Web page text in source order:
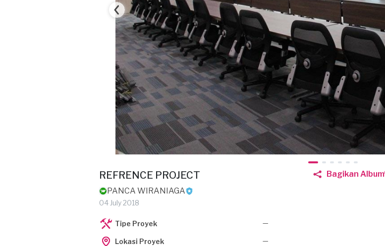
REFRENCE PROJECT
PANCA WIRANIAGA
04 July 2018
Bagikan Album
Tipe Proyek —
Lokasi Proyek —